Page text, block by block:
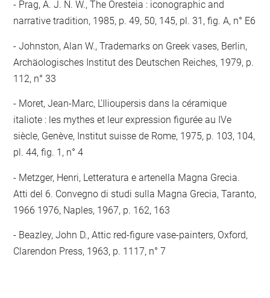
Prag, A. J. N. W., The Oresteia : iconographic and
narrative tradition, 1985, p. 49, 50, 145, pl. 31, fig. A, n° E6
Johnston, Alan W., Trademarks on Greek vases, Berlin,
Archäologisches Institut des Deutschen Reiches, 1979, p.
112, n° 33
Moret, Jean-Marc, L'Ilioupersis dans la céramique
italiote : les mythes et leur expression figurée au IVe
siècle, Genève, Institut suisse de Rome, 1975, p. 103, 104,
pl. 44, fig. 1, n° 4
Metzger, Henri, Letteratura e artenella Magna Grecia.
Atti del 6. Convegno di studi sulla Magna Grecia, Taranto,
1966 1976, Naples, 1967, p. 162, 163
Beazley, John D., Attic red-figure vase-painters, Oxford,
Clarendon Press, 1963, p. 1117, n° 7